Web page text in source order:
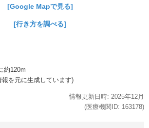
[Google Mapで見る]
[行き方を調べる]
約120m
を元に生成しています)
情報更新日時: 2025年12月
(医療機関ID: 163178)